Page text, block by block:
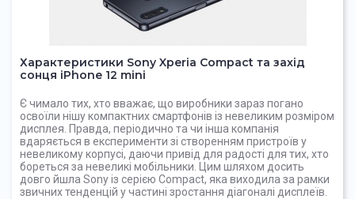
Характеристики Sony Xperia Compact та захід
сонця iPhone 12 mini
Є чимало тих, хто вважає, що виробники зараз погано
освоїли нішу компактних смартфонів із невеликим розміром
дисплея. Правда, періодично та чи інша компанія
вдаряється в експерименти зі створенням пристроїв у
невеликому корпусі, даючи привід для радості для тих, хто
бореться за невеликі мобільники. Цим шляхом досить
довго йшла Sony із серією Compact, яка виходила за рамки
звичних тенденцій у частині зростання діагоналі дисплеїв.